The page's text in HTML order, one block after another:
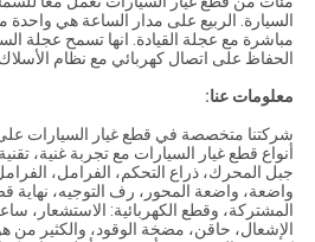
السيارة. الربيع على مدار الساعة هي واحدة
مباشرة مع عجلة القيادة. انها تسمح عجلة
الحفاظ على اتصال كهربائي مع نظام
معلومات عنا:
أنواع قطع غيار السيارات مع تجربة غنية،
جبل المحرك، ذراع التحكم، الفرامل،
واضعة، واضعة المحور، رف التوجيه، نهاية
المشتركة، وقطع الكهربائية: الاستشعار، ساعة
الإشعال، حاقن، مضخة الوقود، والكثير من